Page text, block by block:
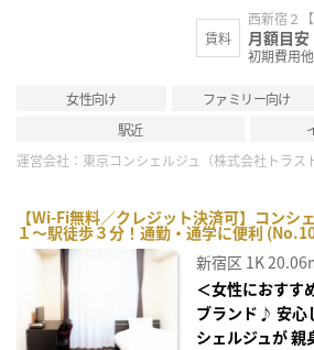
賃料
西新宿２
月額目
初期費用
女性向け ファミリー向け
駅近
運営会社： 東京コンシェルジュ（株式会社トラス
【Wi-Fi無料／クレジット決済可】コンシ
１～駅徒歩３分！通勤・通学に便利
新宿区 1K
＜女性におすす
ブランド♪ 安心
シェルジュが 親